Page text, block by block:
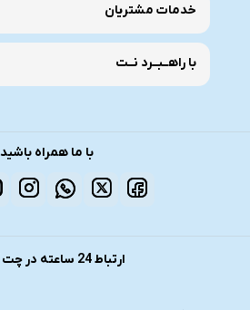
خدمات مشتریان
با راهــبــرد نــت
با ما همراه باشید
ارتباط 24 ساعته در چت آنلاین